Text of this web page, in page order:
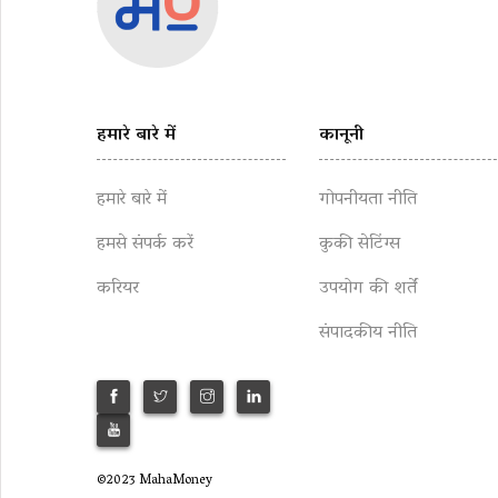
हमारे बारे में
हमारे बारे में
हमसे संपर्क करें
करियर
कानूनी
गोपनीयता नीति
कुकी सेटिंग्स
उपयोग की शर्तें
संपादकीय नीति
©2023 MahaMoney